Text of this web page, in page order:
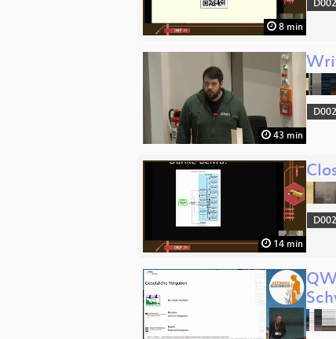
8 min
43 min
14 min